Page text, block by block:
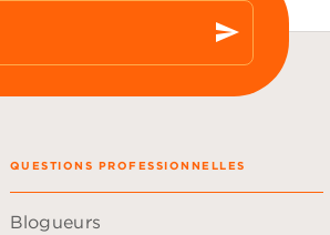
send
QUESTIONS PROFESSIONNELLES
Blogueurs